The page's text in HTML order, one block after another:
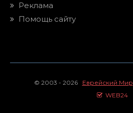
Реклама
Помощь сайту
© 2003 - 2026 Еврейский Мир
WEB24